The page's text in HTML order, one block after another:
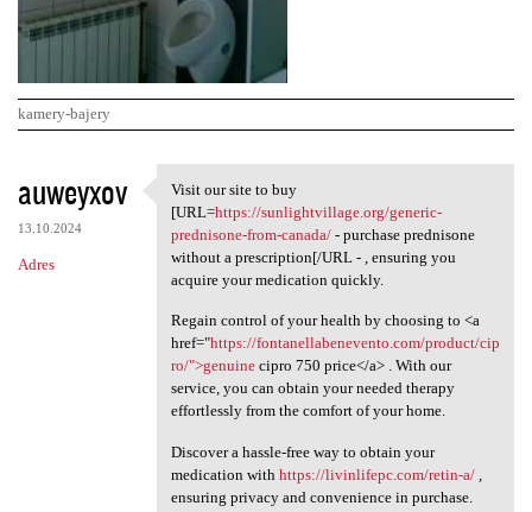
kamery-bajery
K
o
m
e
auweyxov
13.10.2024
Adres
Visit our site to buy [URL
Visit our site to buy
[URL=https://sunlightvillage.org/generic-
prednisone-from-canada/- purchase prednisone
without a prescription[/URL - , ensuring you
acquire your medication quickly.
Regain control of your health by choosing to <a
href="https://fontanellabenevento.com/product/cip
ro/">genuinecipro 750 price</a> . With our
service, you can obtain your needed therapy
effortlessly from the comfort of your home.
Discover a hassle-free way to obtain your
medication with https://livinlifepc.com/retin-a/,
ensuring privacy and convenience in purchase.